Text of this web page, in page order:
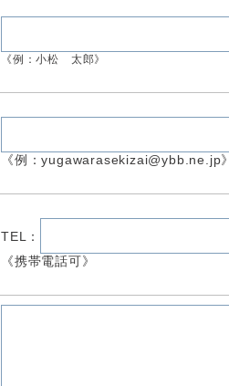
《例：小松 太郎》
《例：yugawarasekizai@ybb.ne.jp》
TEL：
《携帯電話可》